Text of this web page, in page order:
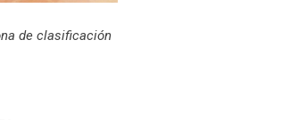
de clasificación